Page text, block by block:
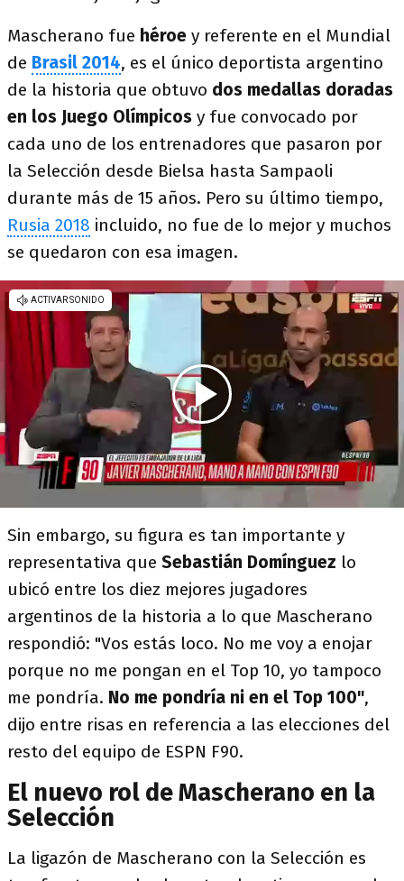
Mascherano fue héroe y referente en el Mundial
de Brasil 2014, es el único deportista argentino
de la historia que obtuvo dos medallas doradas
en los Juego Olímpicos y fue convocado por
cada uno de los entrenadores que pasaron por
la Selección desde Bielsa hasta Sampaoli
durante más de 15 años. Pero su último tiempo,
Rusia 2018 incluido, no fue de lo mejor y muchos
se quedaron con esa imagen.
Sin embargo, su figura es tan importante y
representativa que Sebastián Domínguez lo
ubicó entre los diez mejores jugadores
argentinos de la historia a lo que Mascherano
respondió: "Vos estás loco. No me voy a enojar
porque no me pongan en el Top 10, yo tampoco
me pondría. No me pondría ni en el Top 100",
dijo entre risas en referencia a las elecciones del
resto del equipo de ESPN F90.
El nuevo rol de Mascherano en la
Selección
La ligazón de Mascherano con la Selección es